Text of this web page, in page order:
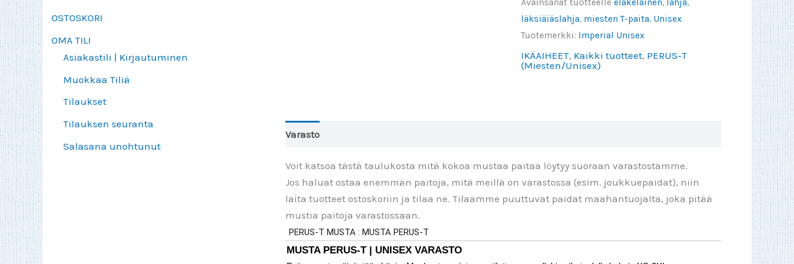
OSTOSKORI
OMA TILI
Asiakastili | Kirjautuminen
Muokkaa Tiliä
Tilaukset
Tilauksen seuranta
Salasana unohtunut
Avainsanat tuotteelle eläkeläinen, lahja,
läksiäiäslahja, miesten T-paita, Unisex
Tuotemerkki: Imperial Unisex
IKÄAIHEET, Kaikki tuotteet, PERUS-T
(Miesten/Unisex)
Varasto
Voit katsoa tästä taulukosta mitä kokoa mustaa paitaa löytyy suoraan varastostamme.
Jos haluat ostaa enemmän paitoja, mitä meillä on varastossa (esim. joukkuepaidat), niin
laita tuotteet ostoskoriin ja tilaa ne. Tilaamme puuttuvat paidat maahantuojalta, joka pitää
mustia paitoja varastossaan.